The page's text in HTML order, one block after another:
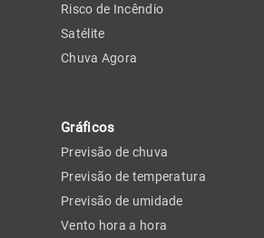
Risco de Incêndio
Satélite
Chuva Agora
Gráficos
Previsão de chuva
Previsão de temperatura
Previsão de umidade
Vento hora a hora